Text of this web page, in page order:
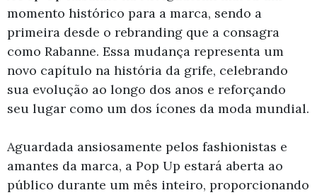
momento histórico para a marca, sendo a
primeira desde o rebranding que a consagra
como Rabanne. Essa mudança representa um
novo capítulo na história da grife, celebrando
sua evolução ao longo dos anos e reforçando
seu lugar como um dos ícones da moda mundial.
Aguardada ansiosamente pelos fashionistas e
amantes da marca, a Pop Up estará aberta ao
público durante um mês inteiro, proporcionando